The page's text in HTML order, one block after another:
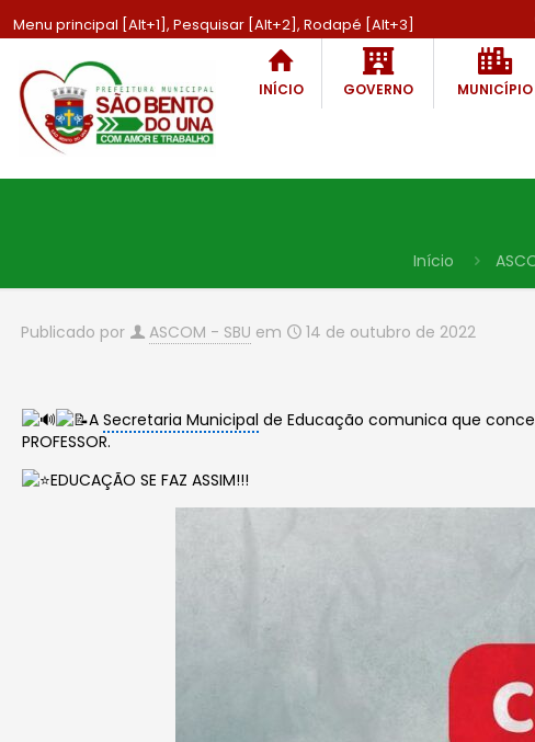
Menu principal [Alt+1], Pesquisar [Alt+2], Rodapé [Alt+3]
INÍCIO GOVERNO MUNICÍPIO
Início
Publicado por ASCOM - SBU em 14 de outubro de 2022
ASecretaria Municipal de Educação comunica que
PROFESSOR.
EDUCAÇÃO SE FAZ ASSIM!!!